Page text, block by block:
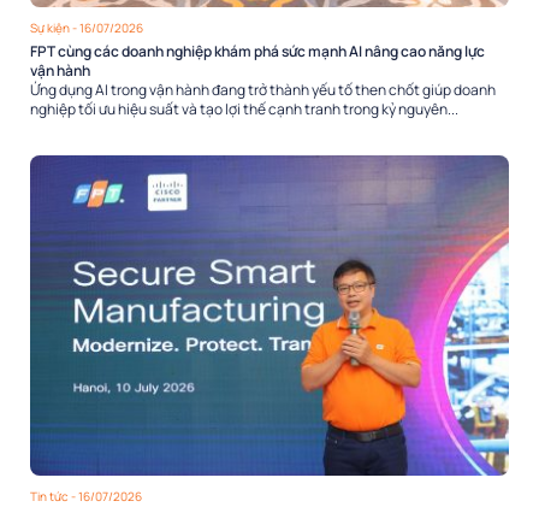
Sự kiện- 16/07/2026
FPT cùng các doanh nghiệp khám phá sức mạnh AI nâng cao năng lực
vận hành
Ứng dụng AI trong vận hành đang trở thành yếu tố then chốt giúp doanh
nghiệp tối ưu hiệu suất và tạo lợi thế cạnh tranh trong kỷ nguyên...
Tin tức - 16/07/2026